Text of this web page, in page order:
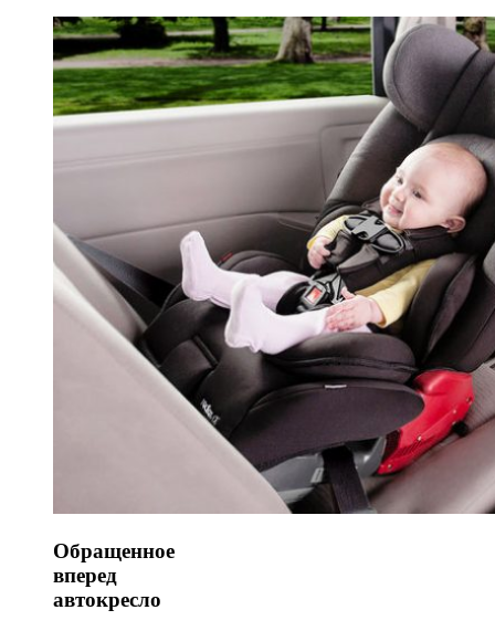
Обращенное
вперед
автокресло